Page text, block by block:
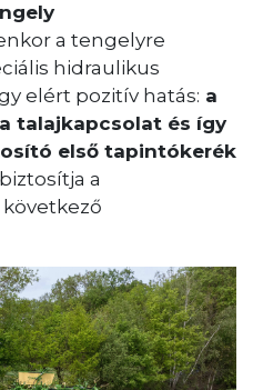
a tengelyre
hidraulikus
elért pozitív hatás: a
talajkapcsolat és így
első tapintókerék
a